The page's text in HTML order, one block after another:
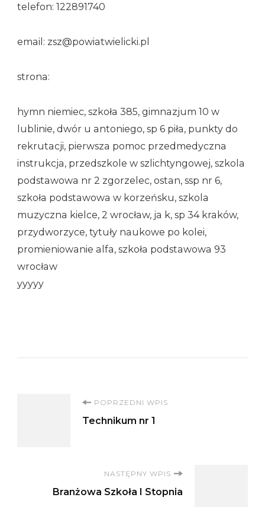
telefon: 122891740
email: zsz@powiatwielicki.pl
strona:
hymn niemiec, szkoła 385, gimnazjum 10 w
lublinie, dwór u antoniego, sp 6 piła, punkty do
rekrutacji, pierwsza pomoc przedmedyczna
instrukcja, przedszkole w szlichtyngowej, szkola
podstawowa nr 2 zgorzelec, ostan, ssp nr 6,
szkoła podstawowa w korzeńsku, szkola
muzyczna kielce, 2 wrocław, ja k, sp 34 kraków,
przydworzyce, tytuły naukowe po kolei,
promieniowanie alfa, szkoła podstawowa 93
wrocław
yyyyy
Nawigacja
POPRZEDNI WPIS
Technikum nr 1
NASTĘPNY WPIS
Branżowa Szkoła I Stopnia